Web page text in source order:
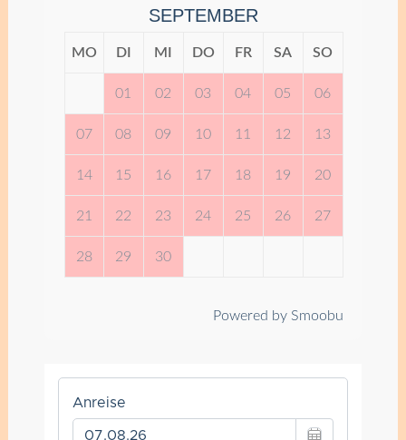
SEPTEMBER
MO DI MI DO FR SA SO
01 02 03 04 05 06
07 08 09 10 11 12 13
14 15 16 17 18 19 20
21 22 23 24 25 26 27
28 29 30
Powered by Smoobu